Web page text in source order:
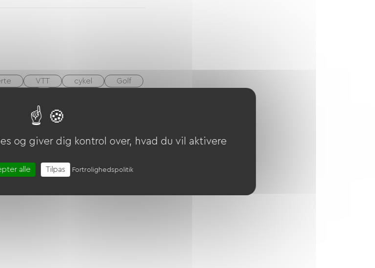
VTT cykel
Golf
og giver dig kontrol over, hvad du vil aktivere
alle Tilpas Fortrolighedspolitik